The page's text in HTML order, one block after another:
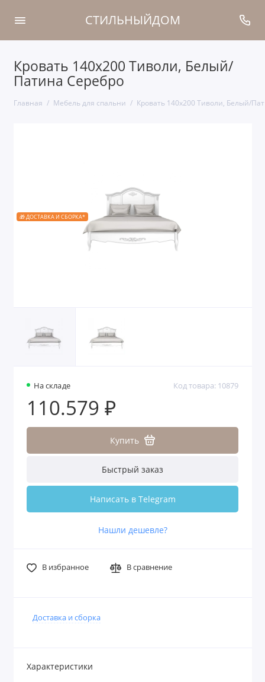
СТИЛЬНЫЙДОМ
Кровать 140x200 Тиволи, Белый/
Патина Серебро
Главная Мебель для спальни Кровать 140x200 Тиволи, Белый/
🎁 ДОСТАВКА И СБОРКА*
На складе Код товара: 10879
110.579 ₽
Купить
Быстрый заказ
Написать в Telegram
Нашли дешевле?
В избранное В сравнение
Доставка и сборка
Характеристики